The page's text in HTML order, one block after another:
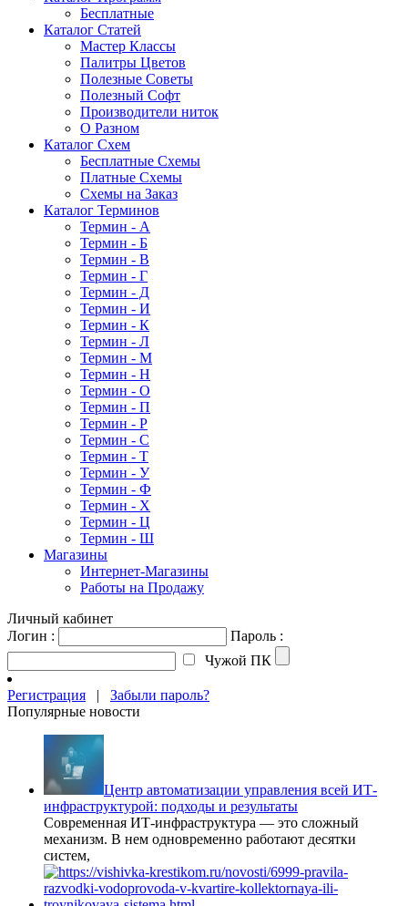
Бесплатные
Каталог Статей
Мастер Классы
Палитры Цветов
Полезные Советы
Полезный Софт
Производители ниток
О Разном
Каталог Схем
Бесплатные Схемы
Платные Схемы
Схемы на Заказ
Каталог Терминов
Термин - А
Термин - Б
Термин - В
Термин - Г
Термин - Д
Термин - И
Термин - К
Термин - Л
Термин - М
Термин - Н
Термин - О
Термин - П
Термин - Р
Термин - С
Термин - Т
Термин - У
Термин - Ф
Термин - Х
Термин - Ц
Термин - Ш
Магазины
Интернет-Магазины
Работы на Продажу
Личный кабинет
Логин :
Пароль :
Чужой ПК
Регистрация | Забыли пароль?
Популярные новости
Центр автоматизации управления всей ИТ-
инфраструктурой: подходы и результаты
Современная ИТ-инфраструктура — это сложный
механизм. В нем одновременно работают десятки
систем,